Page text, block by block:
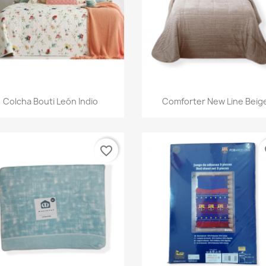
Vista rápida
Colcha Bouti León Indio Vista rápida
Comforter New Line
favorite_border